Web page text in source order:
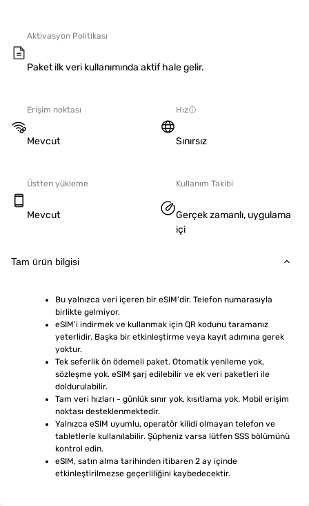
Aktivasyon Politikası
Paket ilk veri kullanımında aktif hale gelir.
Erişim noktası
Mevcut
Hız
Sınırsız
Üstten yükleme
Mevcut
Kullanım Takibi
Gerçek zamanlı, uygulama
içi
Tam ürün bilgisi
Bu yalnızca veri içeren bir eSIM'dir. Telefon numarasıyla
birlikte gelmiyor.
eSIM'i indirmek ve kullanmak için QR kodunu taramanız
yeterlidir. Başka bir etkinleştirme veya kayıt adımına gerek
yoktur.
Tek seferlik ön ödemeli paket. Otomatik yenileme yok,
sözleşme yok. eSIM şarj edilebilir ve ek veri paketleri ile
doldurulabilir.
Tam veri hızları - günlük sınır yok, kısıtlama yok. Mobil erişim
noktası desteklenmektedir.
Yalnızca eSIM uyumlu, operatör kilidi olmayan telefon ve
tabletlerle kullanılabilir. Şüpheniz varsa lütfen SSS bölümünü
kontrol edin.
eSIM, satın alma tarihinden itibaren 2 ay içinde
etkinleştirilmezse geçerliliğini kaybedecektir.